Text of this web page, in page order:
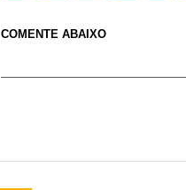
COMENTE ABAIXO